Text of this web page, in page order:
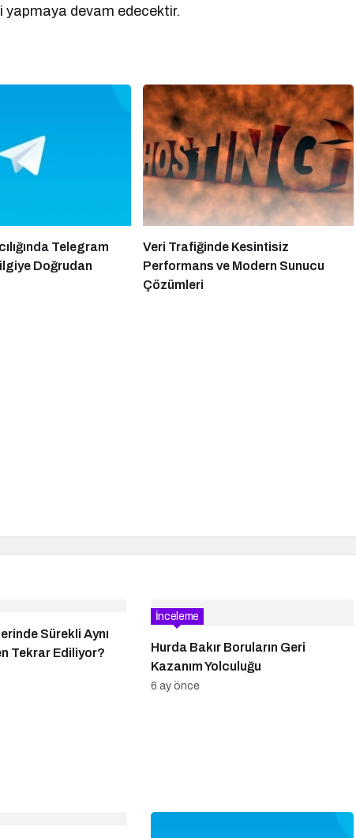
yapmaya devam edecektir.
Telegram
Doğrudan
Veri Trafiğinde Kesintisiz
Performans ve Modern Sunucu
Çözümleri
Sürekli Aynı
Tekrar Ediliyor?
Hurda Bakır Boruların Geri
Kazanım Yolculuğu
İnceleme
6 ay önce